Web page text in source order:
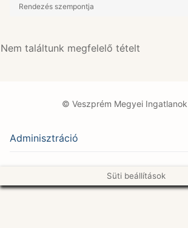
Rendezés szempontja
Nem találtunk megfelelő tételt
© Veszprém Megyei
Adminisztráció
Süti beállítások